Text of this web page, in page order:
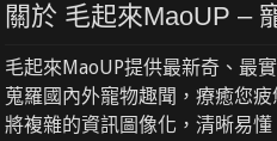
關於 毛起來MaoUP –
毛起來MaoUP提供最新奇、最
蒐羅國內外寵物趣聞，療癒您疲
將複雜的資訊圖像化，清晰易懂